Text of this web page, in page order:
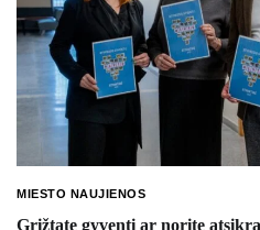
MIESTO NAUJIENOS
Grįžtate gyventi ar norite